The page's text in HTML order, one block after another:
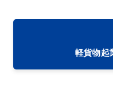
軽貨物起